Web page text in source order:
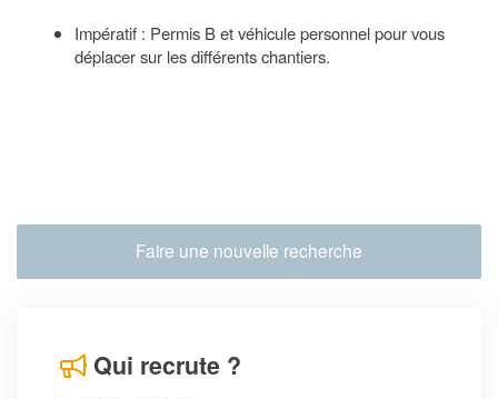
Impératif : Permis B et véhicule personnel pour vous
déplacer sur les différents chantiers.
Faire une nouvelle recherche
Qui recrute ?